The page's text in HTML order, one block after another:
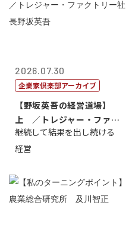
2026.07.30
企業家倶楽部アーカイブ
【野坂英吾の経営道場】
上 ／トレジャー・ファク
トリー社長野坂...
継続して結果を出し続ける
経営